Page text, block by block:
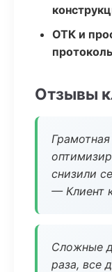
ОТК и
Отзывы
снизили
— Клиент
Сложные
раза, все